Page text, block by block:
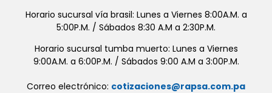
Horario sucursal vía brasil: Lunes a Viernes 8:00A.M. a
5:00P.M. / Sábados 8:30 A.M a 2:30P.M.
Horario sucursal tumba muerto: Lunes a Viernes
9:00A.M. a 6:00P.M. / Sábados 9:00 A.M a 3:00P.M.
Correo electrónico: cotizaciones@rapsa.com.pa